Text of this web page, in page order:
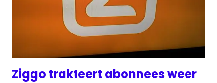
Ziggo trakteert abonnees weer